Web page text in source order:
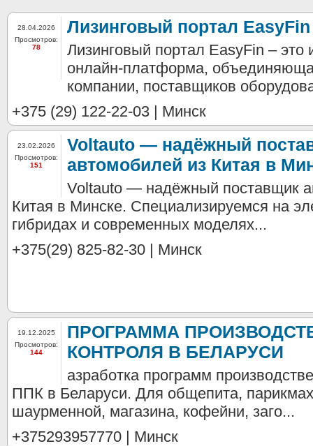
28.04.2026
Просмотров:
78
Лизинговый портал EasyFin
Лизинговый портал EasyFin – это
онлайн-платформа,
компании, поставщиков
+375 (29) 122-22-03 | Минск
23.02.2026
Просмотров:
151
Voltauto — надёжный
автомобилей из Китая в
Voltauto — надёжный поставщик
Китая в Минске. Специализируемся на
гибридах и современных моделях...
+375(29) 825-82-30 | Минск
19.12.2025
Просмотров:
144
ПРОГРАММА
КОНТРОЛЯ В БЕЛАРУСИ
азработка программ
ППК в Беларуси. Для общепита,
шаурменной, магазина, кофейни, заго...
+375293957770 | Минск